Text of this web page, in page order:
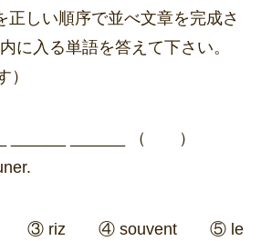
正しい順序で並べ文章を完成さ
に入る単語を答えて下さい。
）
______ ______
（ ）
③ riz ④ souvent ⑤ le